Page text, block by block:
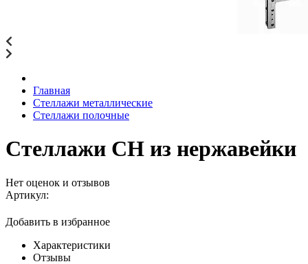
Главная
Стеллажи металлические
Стеллажи полочные
Стеллажи CH из нержавейки
Нет оценок и отзывов
Артикул:
Добавить в избранное
Характеристики
Отзывы